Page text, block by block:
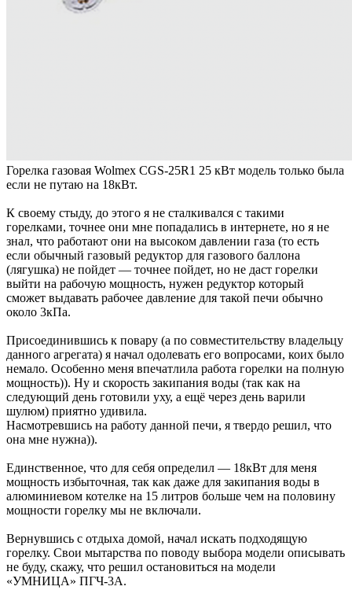
Горелка газовая Wolmex CGS-25R1 25 кВт модель только была
если не путаю на 18кВт.
К своему стыду, до этого я не сталкивался с такими
горелками, точнее они мне попадались в интернете, но я не
знал, что работают они на высоком давлении газа (то есть
если обычный газовый редуктор для газового баллона
(лягушка) не пойдет — точнее пойдет, но не даст горелки
выйти на рабочую мощность, нужен редуктор который
сможет выдавать рабочее давление для такой печи обычно
около 3кПа.
Присоединившись к повару (а по совместительству владельцу
данного агрегата) я начал одолевать его вопросами, коих было
немало. Особенно меня впечатлила работа горелки на полную
мощность)). Ну и скорость закипания воды (так как на
следующий день готовили уху, а ещё через день варили
шулюм) приятно удивила.
Насмотревшись на работу данной печи, я твердо решил, что
она мне нужна)).
Единственное, что для себя определил — 18кВт для меня
мощность избыточная, так как даже для закипания воды в
алюминиевом котелке на 15 литров больше чем на половину
мощности горелку мы не включали.
Вернувшись с отдыха домой, начал искать подходящую
горелку. Свои мытарства по поводу выбора модели описывать
не буду, скажу, что решил остановиться на модели
«УМНИЦА» ПГЧ-3А.